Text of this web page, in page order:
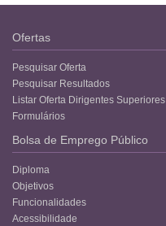
Ofertas
Pesquisar Oferta
Pesquisar Resultados
Listar Oferta Dirigentes Superiores
Formulários
Bolsa de Emprego Público
Diploma
Objetivos
Funcionalidades
Acessibilidade